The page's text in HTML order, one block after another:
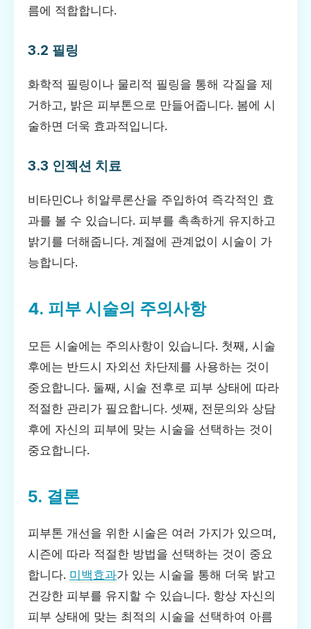
름에 적합합니다.
3.2 필링
화학적 필링이나 물리적 필링을 통해 각질을 제
거하고, 밝은 피부톤으로 만들어줍니다. 봄에 시
술하면 더욱 효과적입니다.
3.3 인젝션 치료
비타민C나 히알루론산을 주입하여 즉각적인 효
과를 볼 수 있습니다. 피부를 촉촉하게 유지하고
밝기를 더해줍니다. 계절에 관계없이 시술이 가
능합니다.
4. 피부 시술의 주의사항
모든 시술에는 주의사항이 있습니다. 첫째, 시술
후에는 반드시 자외선 차단제를 사용하는 것이
중요합니다. 둘째, 시술 전후로 피부 상태에 따라
적절한 관리가 필요합니다. 셋째, 전문의와 상담
후에 자신의 피부에 맞는 시술을 선택하는 것이
중요합니다.
5. 결론
피부톤 개선을 위한 시술은 여러 가지가 있으며,
시즌에 따라 적절한 방법을 선택하는 것이 중요
합니다. 미백효과가 있는 시술을 통해 더욱 밝고
건강한 피부를 유지할 수 있습니다. 항상 자신의
피부 상태에 맞는 최적의 시술을 선택하여 아름